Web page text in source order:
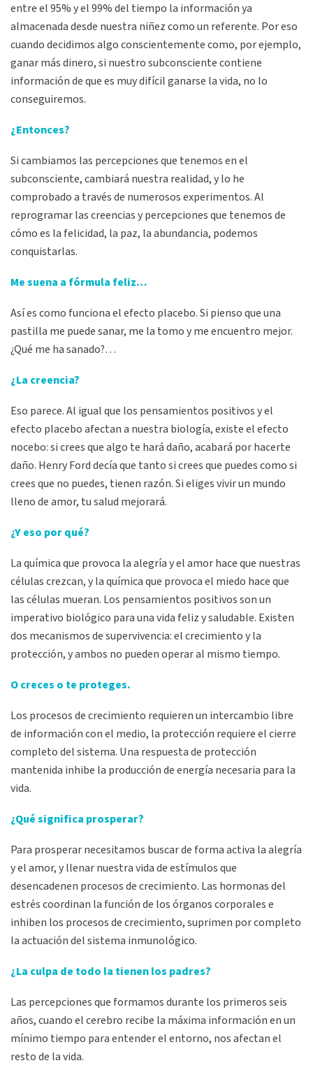
entre el 95% y el 99% del tiempo la información ya
almacenada desde nuestra niñez como un referente. Por eso
cuando decidimos algo conscientemente como, por ejemplo,
ganar más dinero, si nuestro subconsciente contiene
información de que es muy difícil ganarse la vida, no lo
conseguiremos.
¿Entonces?
Si cambiamos las percepciones que tenemos en el
subconsciente, cambiará nuestra realidad, y lo he
comprobado a través de numerosos experimentos. Al
reprogramar las creencias y percepciones que tenemos de
cómo es la felicidad, la paz, la abundancia, podemos
conquistarlas.
Me suena a fórmula feliz…
Así es como funciona el efecto placebo. Si pienso que una
pastilla me puede sanar, me la tomo y me encuentro mejor.
¿Qué me ha sanado?…
¿La creencia?
Eso parece. Al igual que los pensamientos positivos y el
efecto placebo afectan a nuestra biología, existe el efecto
nocebo: si crees que algo te hará daño, acabará por hacerte
daño. Henry Ford decía que tanto si crees que puedes como si
crees que no puedes, tienen razón. Si eliges vivir un mundo
lleno de amor, tu salud mejorará.
¿Y eso por qué?
La química que provoca la alegría y el amor hace que nuestras
células crezcan, y la química que provoca el miedo hace que
las células mueran. Los pensamientos positivos son un
imperativo biológico para una vida feliz y saludable. Existen
dos mecanismos de supervivencia: el crecimiento y la
protección, y ambos no pueden operar al mismo tiempo.
O creces o te proteges.
Los procesos de crecimiento requieren un intercambio libre
de información con el medio, la protección requiere el cierre
completo del sistema. Una respuesta de protección
mantenida inhibe la producción de energía necesaria para la
vida.
¿Qué significa prosperar?
Para prosperar necesitamos buscar de forma activa la alegría
y el amor, y llenar nuestra vida de estímulos que
desencadenen procesos de crecimiento. Las hormonas del
estrés coordinan la función de los órganos corporales e
inhiben los procesos de crecimiento, suprimen por completo
la actuación del sistema inmunológico.
¿La culpa de todo la tienen los padres?
Las percepciones que formamos durante los primeros seis
años, cuando el cerebro recibe la máxima información en un
mínimo tiempo para entender el entorno, nos afectan el
resto de la vida.